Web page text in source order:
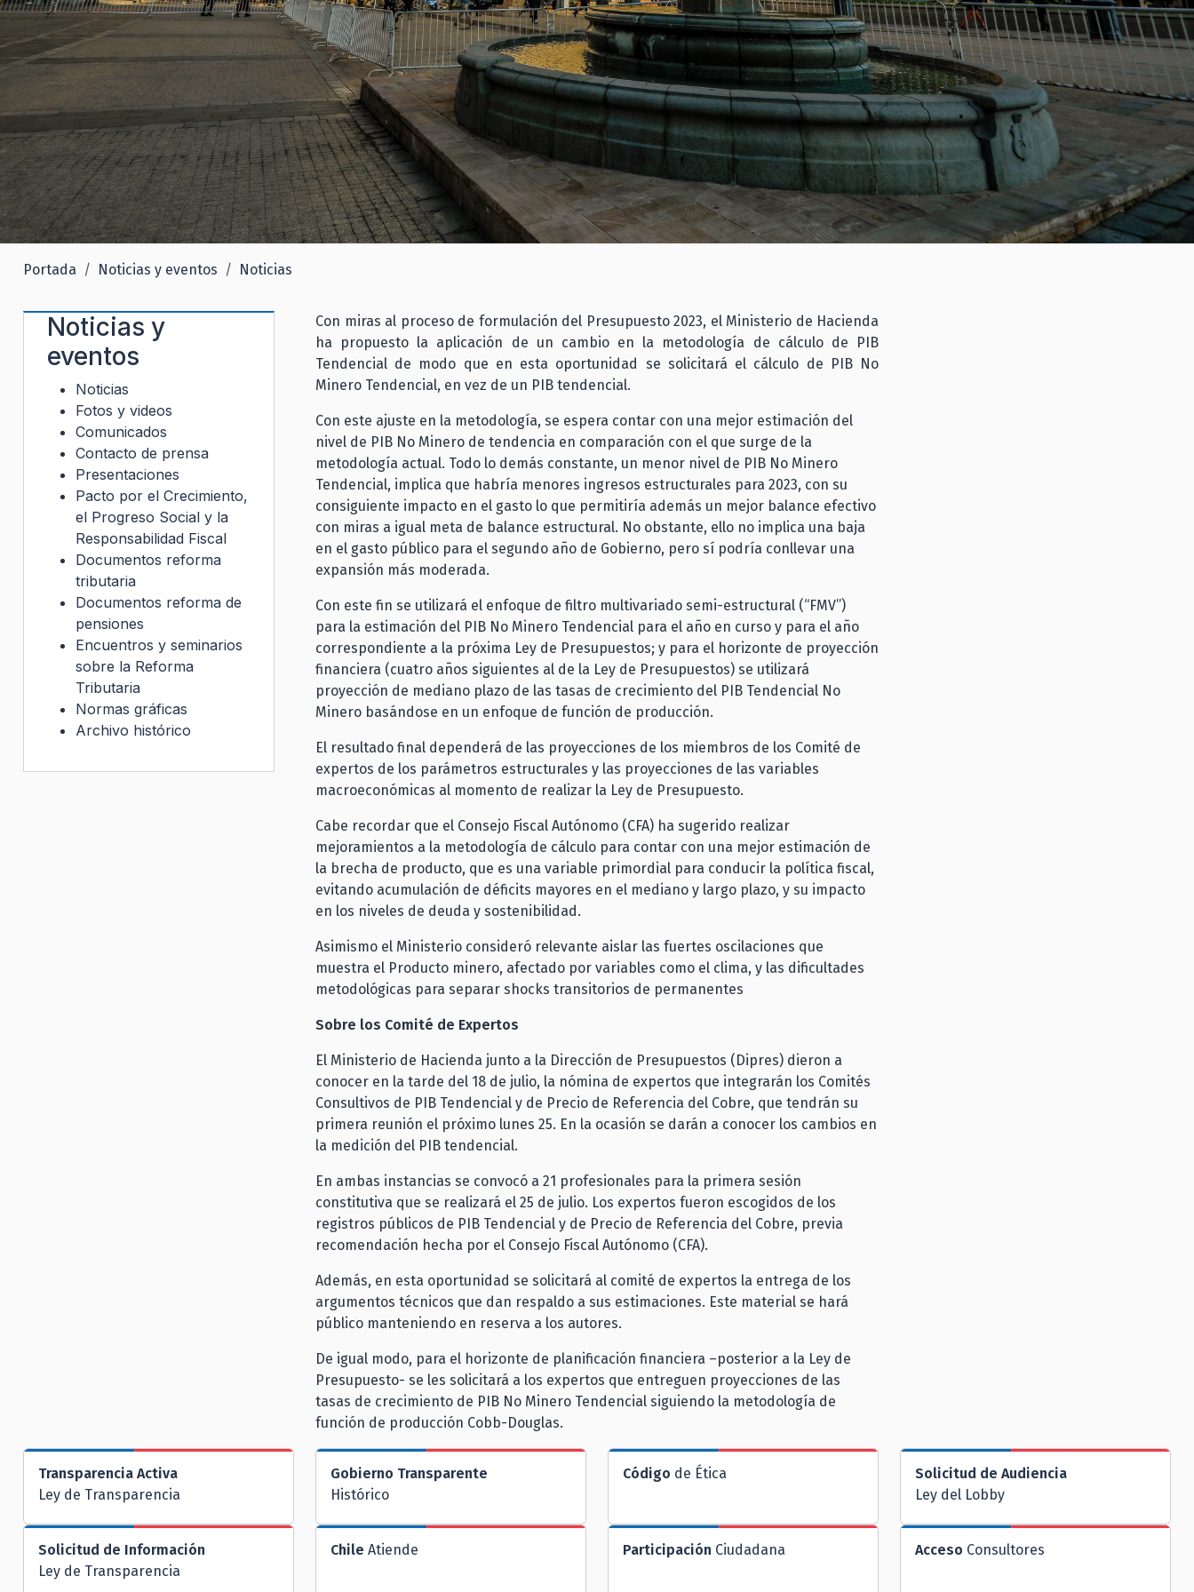
Portada Noticias y eventos Noticias
Con miras al proceso de formulación del Presupuesto 2023, el Ministerio de Hacienda
ha propuesto la aplicación de un cambio en la metodología de cálculo de PIB
Tendencial de modo que en esta oportunidad se solicitará el cálculo de PIB No
Minero Tendencial, en vez de un PIB tendencial.
Con este ajuste en la metodología, se espera contar con una mejor estimación del
nivel de PIB No Minero de tendencia en comparación con el que surge de la
metodología actual. Todo lo demás constante, un menor nivel de PIB No Minero
Tendencial, implica que habría menores ingresos estructurales para 2023, con su
consiguiente impacto en el gasto lo que permitiría además un mejor balance efectivo
con miras a igual meta de balance estructural. No obstante, ello no implica una baja
en el gasto público para el segundo año de Gobierno, pero sí podría conllevar una
expansión más moderada.
Con este fin se utilizará el enfoque de filtro multivariado semi-estructural (“FMV”)
para la estimación del PIB No Minero Tendencial para el año en curso y para el año
correspondiente a la próxima Ley de Presupuestos; y para el horizonte de proyección
financiera (cuatro años siguientes al de la Ley de Presupuestos) se utilizará
proyección de mediano plazo de las tasas de crecimiento del PIB Tendencial No
Minero basándose en un enfoque de función de producción.
El resultado final dependerá de las proyecciones de los miembros de los Comité de
expertos de los parámetros estructurales y las proyecciones de las variables
macroeconómicas al momento de realizar la Ley de Presupuesto.
Cabe recordar que el Consejo Fiscal Autónomo (CFA) ha sugerido realizar
mejoramientos a la metodología de cálculo para contar con una mejor estimación de
la brecha de producto, que es una variable primordial para conducir la política fiscal,
evitando acumulación de déficits mayores en el mediano y largo plazo, y su impacto
en los niveles de deuda y sostenibilidad.
Asimismo el Ministerio consideró relevante aislar las fuertes oscilaciones que
muestra el Producto minero, afectado por variables como el clima, y las dificultades
metodológicas para separar shocks transitorios de permanentes
Sobre los Comité de Expertos
El Ministerio de Hacienda junto a la Dirección de Presupuestos (Dipres) dieron a
conocer en la tarde del 18 de julio, la nómina de expertos que integrarán los Comités
Consultivos de PIB Tendencial y de Precio de Referencia del Cobre, que tendrán su
primera reunión el próximo lunes 25. En la ocasión se darán a conocer los cambios en
la medición del PIB tendencial.
En ambas instancias se convocó a 21 profesionales para la primera sesión
constitutiva que se realizará el 25 de julio. Los expertos fueron escogidos de los
registros públicos de PIB Tendencial y de Precio de Referencia del Cobre, previa
recomendación hecha por el Consejo Fiscal Autónomo (CFA).
Además, en esta oportunidad se solicitará al comité de expertos la entrega de los
argumentos técnicos que dan respaldo a sus estimaciones. Este material se hará
público manteniendo en reserva a los autores.
De igual modo, para el horizonte de planificación financiera –posterior a la Ley de
Presupuesto- se les solicitará a los expertos que entreguen proyecciones de las
tasas de crecimiento de PIB No Minero Tendencial siguiendo la metodología de
función de producción Cobb-Douglas.
Noticias y
eventos
Noticias
Fotos y videos
Comunicados
Contacto de prensa
Presentaciones
Pacto por el Crecimiento,
el Progreso Social y la
Responsabilidad Fiscal
Documentos reforma
tributaria
Documentos reforma de
pensiones
Encuentros y seminarios
sobre la Reforma
Tributaria
Normas gráficas
Archivo histórico
Transparencia Activa
Ley de Transparencia
Gobierno Transparente
Histórico
Código de Ética
Solicitud de Audiencia
Ley del Lobby
Solicitud de Información
Ley de Transparencia
Chile Atiende Participación Ciudadana Acceso Consultores